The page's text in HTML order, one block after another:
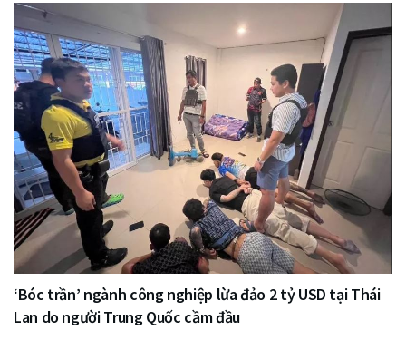
‘Bóc trần’ ngành công nghiệp lừa đảo 2 tỷ USD tại Thái
Lan do người Trung Quốc cầm đầu